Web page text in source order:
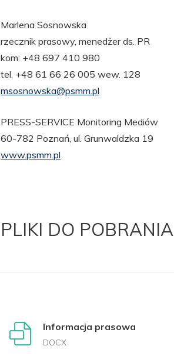
Marlena Sosnowska
rzecznik prasowy, menedżer ds. PR
kom: +48 697 410 980
tel. +48 61 66 26 005 wew. 128
msosnowska@psmm.pl
PRESS-SERVICE Monitoring Mediów
60-782 Poznań, ul. Grunwaldzka 19
www.psmm.pl
PLIKI DO POBRANIA
Informacja prasowa
DOCX